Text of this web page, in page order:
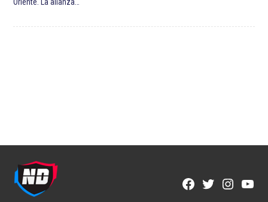
Oriente. La alianza…
Facebook
Twitter